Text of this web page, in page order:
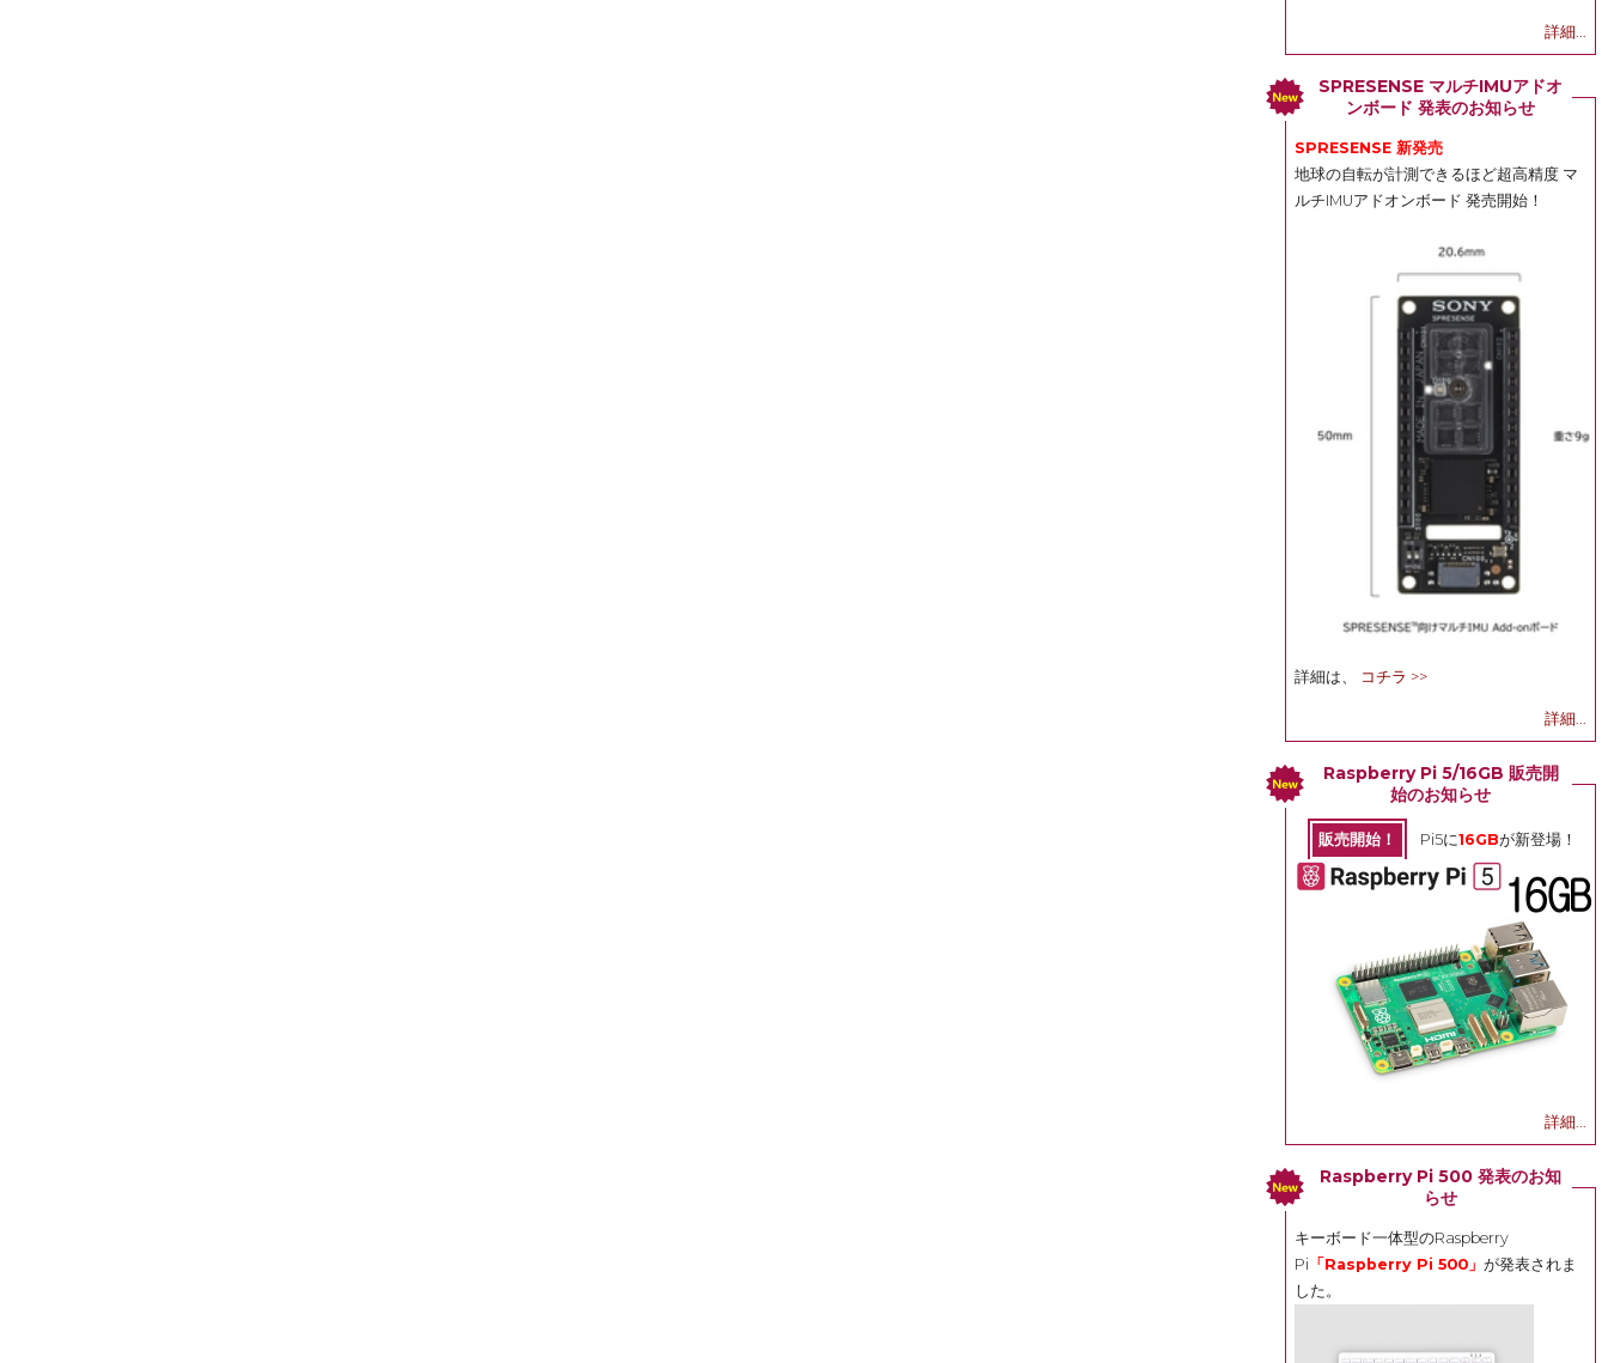
詳細...
SPRESENSE マルチIMUアドオ
ンボード 発表のお知らせ
SPRESENSE 新発売
地球の自転が計測できるほど超高精度 マ
ルチIMUアドオンボード 発売開始！
詳細は、 コチラ >>
詳細...
Raspberry Pi 5/16GB 販売開
始のお知らせ
販売開始！ Pi5に16GBが新登場！
詳細...
Raspberry Pi 500 発表のお知
らせ
キーボード一体型のRaspberry
Pi 「Raspberry Pi 500」 が発表されま
した。